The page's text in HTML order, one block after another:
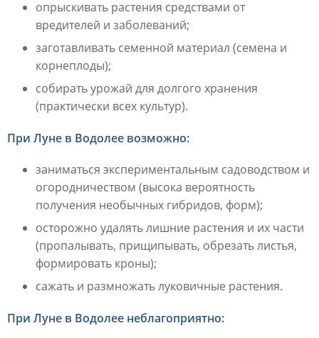
опрыскивать растения средствами от
вредителей и заболеваний;
заготавливать семенной материал (семена и
корнеплоды);
собирать урожай для долгого хранения
(практически всех культур).
При Луне в Водолее возможно:
заниматься экспериментальным садоводством и
огородничеством (высока вероятность
получения необычных гибридов, форм);
осторожно удалять лишние растения и их части
(пропалывать, прищипывать, обрезать листья,
формировать кроны);
сажать и размножать луковичные растения.
При Луне в Водолее неблагоприятно: